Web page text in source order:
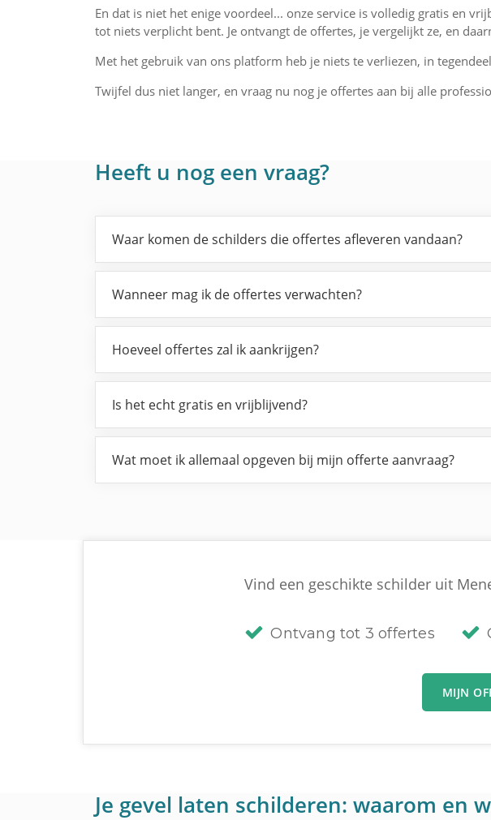
En dat is niet het enige voordeel... onze service is volledig gratis en
tot niets verplicht bent. Je ontvangt de offertes, je vergelijkt ze, en
Met het gebruik van ons platform heb je niets te verliezen, in
Twijfel dus niet langer, en vraag nu nog je offertes aan bij alle
Heeft u nog een vraag?
Waar komen de schilders die offertes afleveren vandaan?
Wanneer mag ik de offertes verwachten?
Hoeveel offertes zal ik aankrijgen?
Is het echt gratis en vrijblijvend?
Wat moet ik allemaal opgeven bij mijn offerte aanvraag?
Vind een geschikte schilder uit
Ontvang tot 3 offertes
MIJN
Je gevel laten schilderen: waarom en